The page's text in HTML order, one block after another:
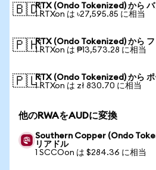
🇧🇩RTX (Ondo Tokenized) から バ
1 RTXon は ৳27,595.85 に相当
🇵🇭RTX (Ondo Tokenized) から フ
1 RTXon は ₱13,573.28 に相当
🇵🇱RTX (Ondo Tokenized) から
1 RTXon は zł 830.70 に相当
他のRWAをAUDに変換
Southern Copper (Ondo
リアドル
1 SCCOon は $284.36 に相当